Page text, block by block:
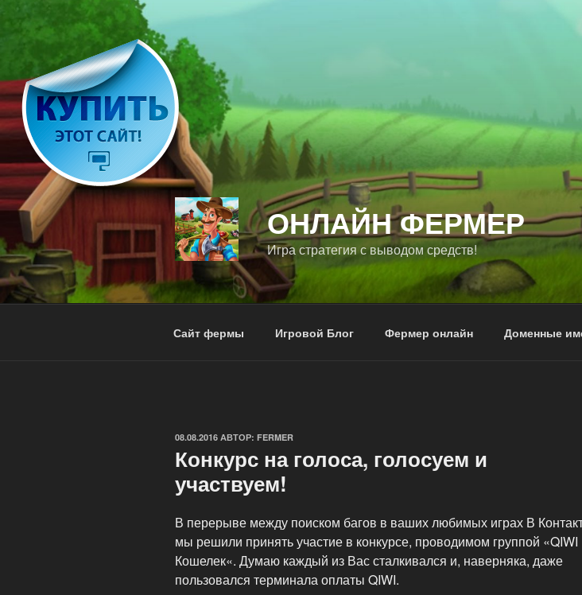
Перейти
содержимому
ОНЛАЙН ФЕРМЕР
Игра стратегия с выводом средств!
Сайт фермы Игровой Блог Фермер онлайн Доменные
ОПУБЛИКОВАНО
08.08.2016 АВТОР: FERMER
Конкурс на голоса, голосуем и
участвуем!
В перерыве между поиском багов в ваших любимых играх В
мы решили принять участие в конкурсе, проводимом группой «QIWI
Кошелек«. Думаю каждый из Вас сталкивался и, наверняка, даже
пользовался терминала оплаты QIWI.